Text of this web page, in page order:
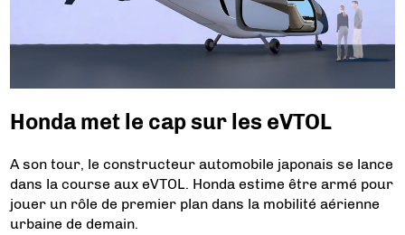
Honda met le cap sur les eVTOL
A son tour, le constructeur automobile japonais se lance
dans la course aux eVTOL. Honda estime être armé pour
jouer un rôle de premier plan dans la mobilité aérienne
urbaine de demain.